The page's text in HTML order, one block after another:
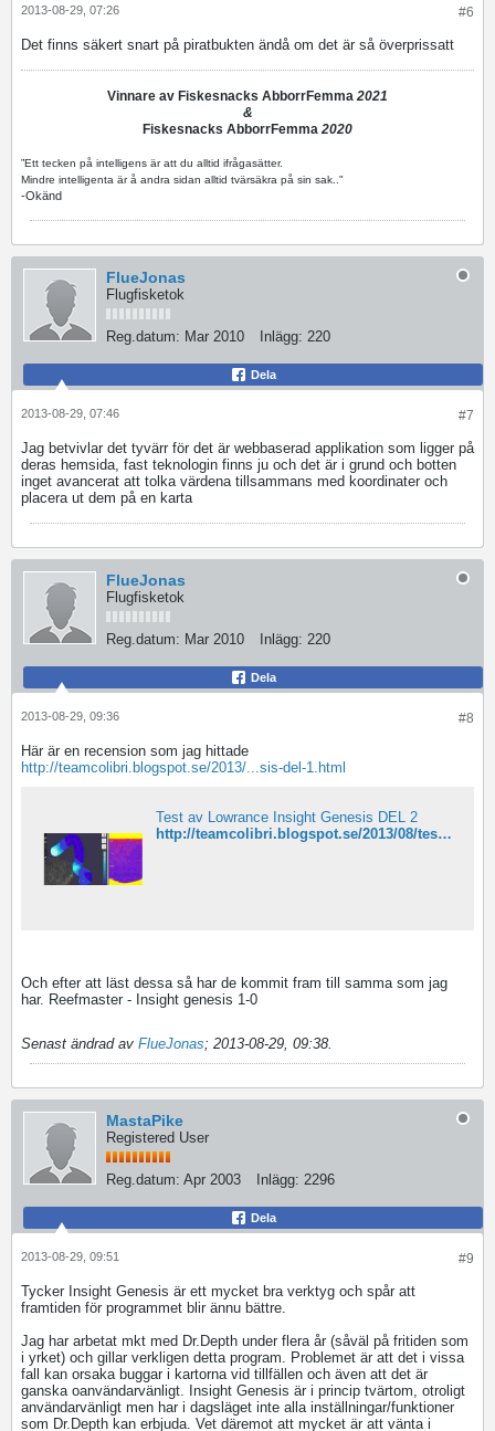
#6
2013-08-29, 07:26
Det finns säkert snart på piratbukten ändå om det är så överprissatt
Vinnare av Fiskesnacks AbborrFemma 2021
&
Fiskesnacks AbborrFemma 2020
”Ett tecken på intelligens är att du alltid ifrågasätter.
Mindre intelligenta är å andra sidan alltid tvärsäkra på sin sak.."
-Okänd
FlueJonas
Flugfisketok
Reg.datum: Mar 2010 Inlägg: 220
Dela
#7
2013-08-29, 07:46
Jag betvivlar det tyvärr för det är webbaserad applikation som ligger på
deras hemsida, fast teknologin finns ju och det är i grund och botten
inget avancerat att tolka värdena tillsammans med koordinater och
placera ut dem på en karta
FlueJonas
Flugfisketok
Reg.datum: Mar 2010 Inlägg: 220
Dela
#8
2013-08-29, 09:36
Här är en recension som jag hittade
http://teamcolibri.blogspot.se/2013/...sis-del-1.html
Test av Lowrance Insight Genesis DEL 2
http://teamcolibri.blogspot.se/2013/08/test-av-lowrance-insight-genesis-del-2.html
Och efter att läst dessa så har de kommit fram till samma som jag
har. Reefmaster - Insight genesis 1-0
Senast ändrad av FlueJonas; 2013-08-29, 09:38.
MastaPike
Registered User
Reg.datum: Apr 2003 Inlägg: 2296
Dela
#9
2013-08-29, 09:51
Tycker Insight Genesis är ett mycket bra verktyg och spår att
framtiden för programmet blir ännu bättre.
Jag har arbetat mkt med Dr.Depth under flera år (såväl på fritiden som
i yrket) och gillar verkligen detta program. Problemet är att det i vissa
fall kan orsaka buggar i kartorna vid tillfällen och även att det är
ganska oanvändarvänligt. Insight Genesis är i princip tvärtom, otroligt
användarvänligt men har i dagsläget inte alla inställningar/funktioner
som Dr.Depth kan erbjuda. Vet däremot att mycket är att vänta i